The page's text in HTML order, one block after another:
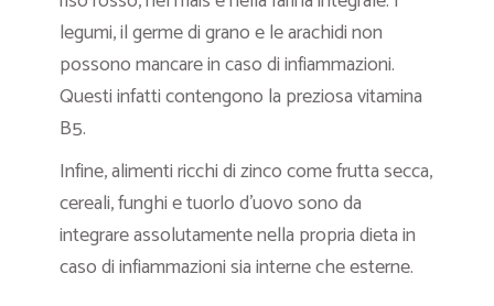
legumi, il germe di grano e le arachidi non
possono mancare in caso di infiammazioni.
Questi infatti contengono la preziosa vitamina
B5.
Infine, alimenti ricchi di zinco come frutta secca,
cereali, funghi e tuorlo d’uovo sono da
integrare assolutamente nella propria dieta in
caso di infiammazioni sia interne che esterne.